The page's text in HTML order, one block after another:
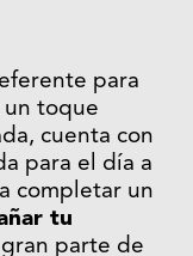
para
un toque
cuenta con
para el día a
completar un
tu
parte de